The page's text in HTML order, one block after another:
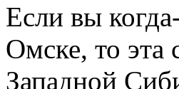
Если вы
Омске, то эта
Западной